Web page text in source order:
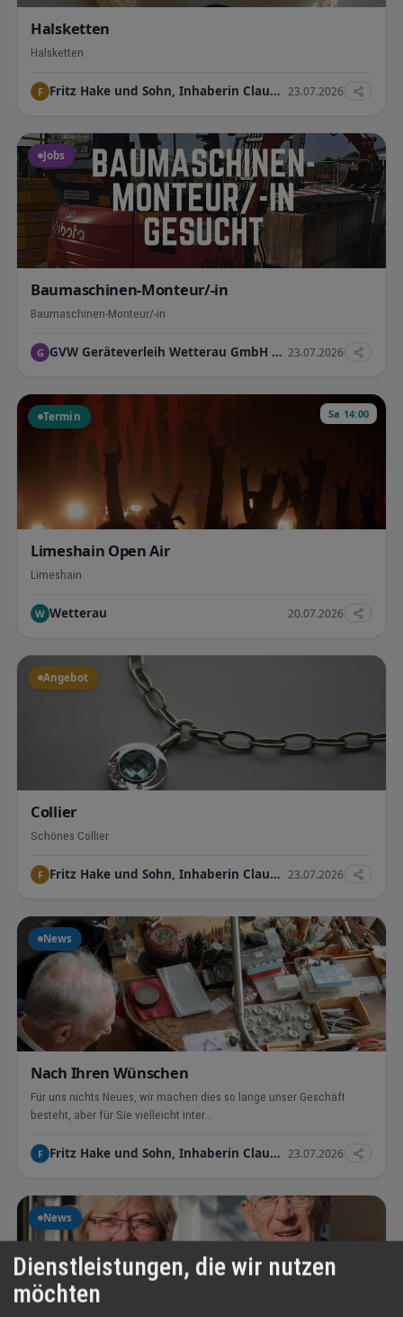
Halsketten
Halsketten
F Fritz Hake und Sohn, Inhaberin Claudia Hake e.K.
23.07.2026
Jobs
Baumaschinen-Monteur/-in
Baumaschinen-Monteur/-in
G GVW Geräteverleih Wetterau GmbH & C0. KG
23.07.2026
Termin Sa 14:00
Limeshain Open Air
Limeshain
W Wetterau 20.07.2026
Angebot
Collier
Schönes Collier
F Fritz Hake und Sohn, Inhaberin Claudia Hake e.K.
23.07.2026
News
Nach Ihren Wünschen
Für uns nichts Neues, wir machen dies so lange unser Geschäft
besteht, aber für Sie vielleicht inter…
F Fritz Hake und Sohn, Inhaberin Claudia Hake e.K.
23.07.2026
News
Dienstleistungen, die wir nutzen
möchten